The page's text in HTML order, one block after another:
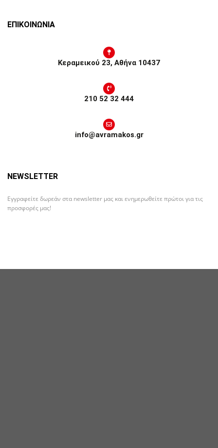
ΕΠΙΚΟΙΝΩΝΙΑ
Κεραμεικού 23, Αθήνα 10437
210 52 32 444
info@avramakos.gr
NEWSLETTER
Εγγραφείτε δωρεάν στα newsletter μας και ενημερωθείτε πρώτοι για τις
προσφορές μας!